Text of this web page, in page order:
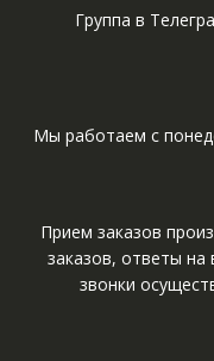
Группа в
Мы работаем с
Прием заказов
заказов, ответы
звонки